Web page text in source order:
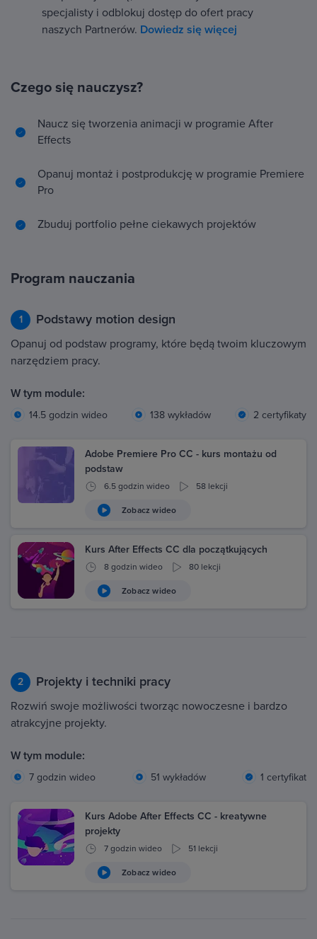
specjalisty i odblokuj dostęp do ofert pracy
naszych Partnerów. Dowiedz się więcej
Czego się nauczysz?
Naucz się tworzenia animacji w programie After
Effects
Opanuj montaż i postprodukcję w programie Premiere
Pro
Zbuduj portfolio pełne ciekawych projektów
Program nauczania
1 Podstawy motion design
Opanuj od podstaw programy, które będą twoim kluczowym
narzędziem pracy.
W tym module:
14.5 godzin wideo 138 wykładów 2 certyfikaty
Adobe Premiere Pro CC - kurs montażu od
podstaw
6.5 godzin wideo 58 lekcji
Zobacz wideo
Kurs After Effects CC dla początkujących
8 godzin wideo 80 lekcji
Zobacz wideo
2 Projekty i techniki pracy
Rozwiń swoje możliwości tworząc nowoczesne i bardzo
atrakcyjne projekty.
W tym module:
7 godzin wideo 51 wykładów 1 certyfikat
Kurs Adobe After Effects CC - kreatywne
projekty
7 godzin wideo 51 lekcji
Zobacz wideo